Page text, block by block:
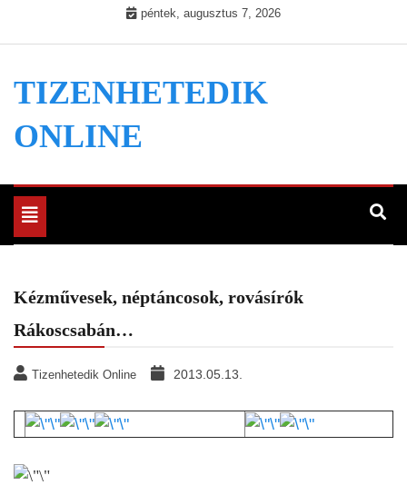
péntek, augusztus 7, 2026
TIZENHETEDIK
ONLINE
Toggle
navigation
Kézművesek, néptáncosok, rovásírók
Rákoscsabán…
Tizenhetedik Online 2013.05.13.